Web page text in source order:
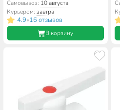
муфты, белый, Valfex
Самовывоз: 10 августа
Курьером:завтра
4.9•16 отзывов
В корзину